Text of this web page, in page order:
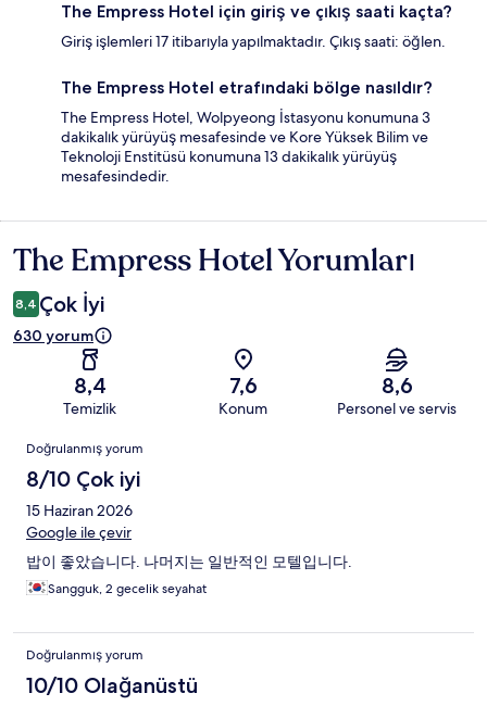
The Empress Hotel için giriş ve çıkış saati kaçta?
Giriş işlemleri 17 itibarıyla yapılmaktadır. Çıkış saati: öğlen.
The Empress Hotel etrafındaki bölge nasıldır?
The Empress Hotel, Wolpyeong İstasyonu konumuna 3
dakikalık yürüyüş mesafesinde ve Kore Yüksek Bilim ve
Teknoloji Enstitüsü konumuna 13 dakikalık yürüyüş
mesafesindedir.
Yorumlar
The Empress Hotel Yorumları
8,4 Çok İyi
630 yorum
8,4
Temizlik
7,6
Konum
8,6
Personel ve servis
Yorumlar
Doğrulanmış yorum
8/10 Çok iyi
15 Haziran 2026
Google ile çevir
밥이 좋았습니다. 나머지는 일반적인 모텔입니다.
Sangguk, 2 gecelik seyahat
Doğrulanmış yorum
10/10 Olağanüstü